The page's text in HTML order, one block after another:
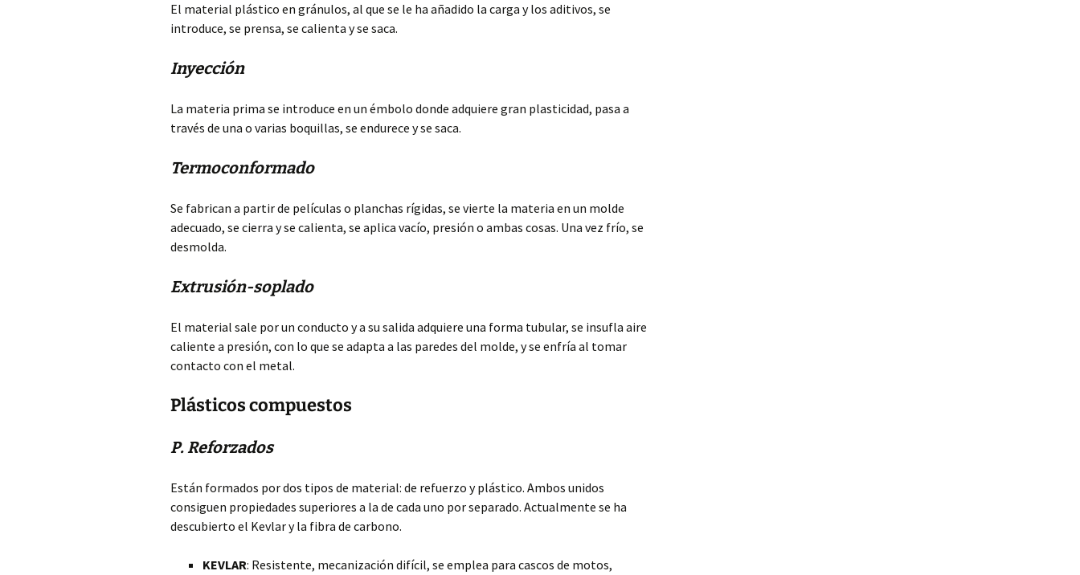
El material plástico en gránulos, al que se le ha añadido la carga y los aditivos, se
introduce, se prensa, se calienta y se saca.
Inyección
La materia prima se introduce en un émbolo donde adquiere gran plasticidad, pasa a
través de una o varias boquillas, se endurece y se saca.
Termoconformado
Se fabrican a partir de películas o planchas rígidas, se vierte la materia en un molde
adecuado, se cierra y se calienta, se aplica vacío, presión o ambas cosas. Una vez frío, se
desmolda.
Extrusión-soplado
El material sale por un conducto y a su salida adquiere una forma tubular, se insufla aire
caliente a presión, con lo que se adapta a las paredes del molde, y se enfría al tomar
contacto con el metal.
Plásticos compuestos
P. Reforzados
Están formados por dos tipos de material: de refuerzo y plástico. Ambos unidos
consiguen propiedades superiores a la de cada uno por separado. Actualmente se ha
descubierto el Kevlar y la fibra de carbono.
KEVLAR: Resistente, mecanización difícil, se emplea para cascos de motos,